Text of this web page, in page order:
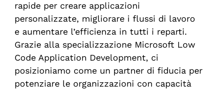
rapide per creare applicazioni
personalizzate, migliorare i flussi di lavoro
e aumentare l’efficienza in tutti i reparti.
Grazie alla specializzazione Microsoft Low
Code Application Development, ci
posizioniamo come un partner di fiducia per
potenziare le organizzazioni con capacità